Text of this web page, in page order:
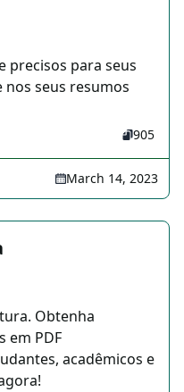
precisos para seus
seus resumos
905
March 14, 2023
Obtenha
em PDF
acadêmicos e